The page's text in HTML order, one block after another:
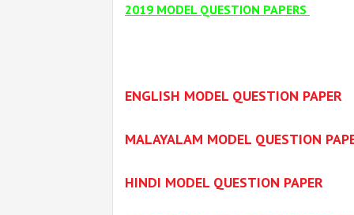
2019 MODEL QUESTION PAPERS
ENGLISH MODEL QUESTION PAPER
MALAYALAM MODEL QUESTION
HINDI MODEL QUESTION PAPER